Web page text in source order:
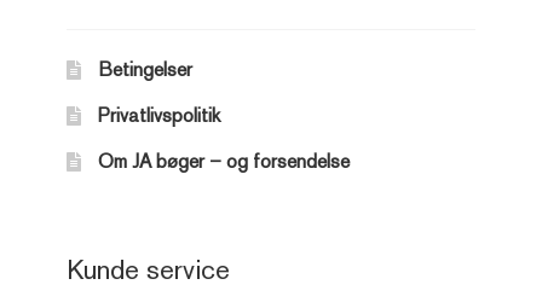
Betingelser
Privatlivspolitik
Om JA bøger – og forsendelse
Kunde service